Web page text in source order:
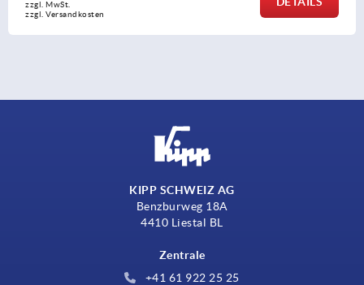
zzgl. Versandkosten
KIPP SCHWEIZ AG
Benzburweg 18A
4410 Liestal BL
Zentrale
+41 61 922 25 25